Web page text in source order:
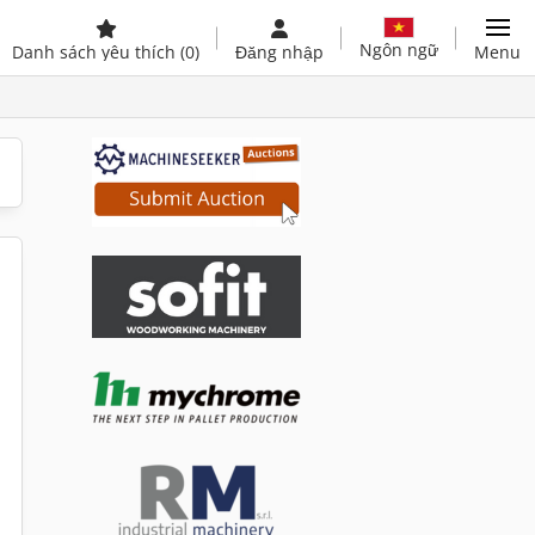
Danh sách yêu thích (0) Đăng nhập Ngôn ngữ Menu